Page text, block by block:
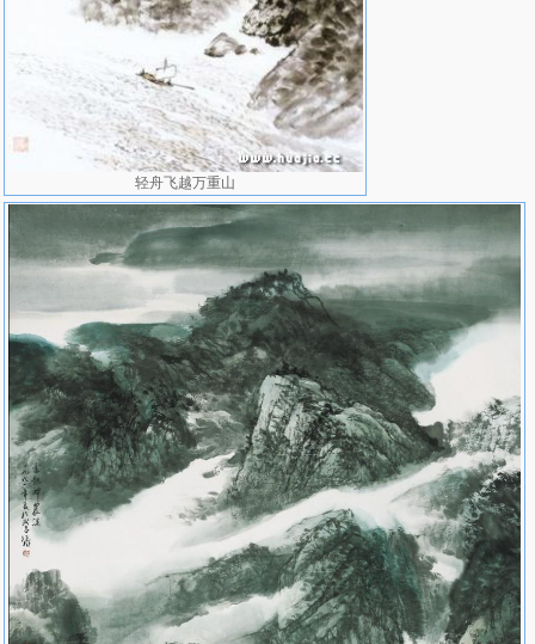
轻舟飞越万重山